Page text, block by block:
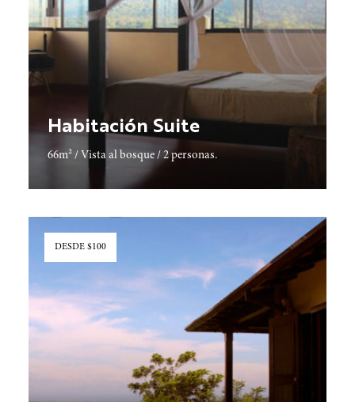
Habitación Suite
66m² / Vista al bosque / 2 personas.
DESDE $100